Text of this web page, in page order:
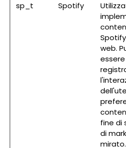
sp_t Spotify
web.
fine di
di
mirato.